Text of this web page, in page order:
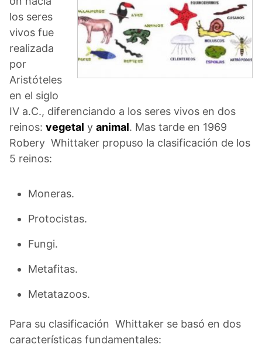
los seres
vivos fue
realizada
por
Aristóteles
en el siglo
IV a.C., diferenciando a los seres vivos en dos
reinos: vegetal y animal. Mas tarde en 1969
Robery Whittaker propuso la clasificación de los
5 reinos:
Moneras.
Protocistas.
Fungi.
Metafitas.
Metatazoos.
Para su clasificación Whittaker se basó en dos
características fundamentales: